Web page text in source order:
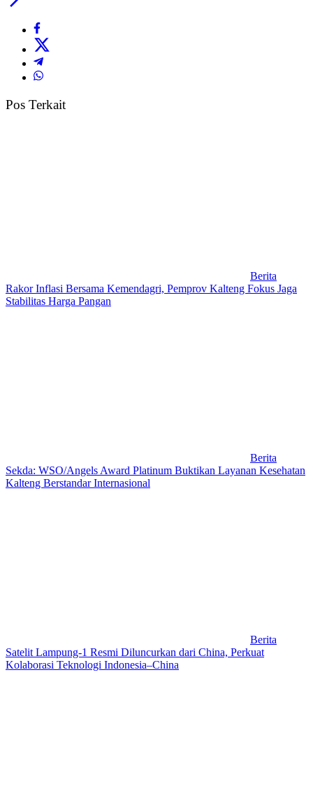
Pos Terkait
Berita
Rakor Inflasi Bersama Kemendagri, Pemprov Kalteng Fokus Jaga
Stabilitas Harga Pangan
Berita
Sekda: WSO/Angels Award Platinum Buktikan Layanan Kesehatan
Kalteng Berstandar Internasional
Berita
Satelit Lampung-1 Resmi Diluncurkan dari China, Perkuat
Kolaborasi Teknologi Indonesia–China